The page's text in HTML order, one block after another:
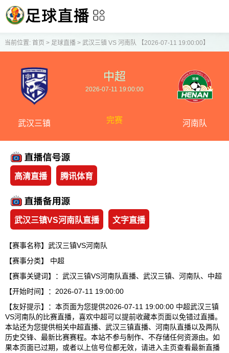
当前位置: 首页 > 足球直播> 武汉三镇 VS 河南队 【2026-07-11 19:00:00】
武汉三镇
中超
2026-07-11 19:00:00
完赛 河南队
高清直播 腾讯体育
武汉三镇VS河南队直播 文字直播
【赛事名称】武汉三镇VS河南队
【赛事分类】 中超
【赛事关键词】：武汉三镇VS河南队直播、武汉三镇、河南队、中超
【开始时间】：2026-07-11 19:00:00
【友好提示】：本页面为您提供2026-07-11 19:00:00 中超武汉三镇
VS河南队的比赛直播，喜欢中超可以提前收藏本页面以免错过直播。
本站还为您提供相关中超直播、武汉三镇直播、河南队直播以及两队
历史交锋、最新比赛赛程。本站不参与制作、不存储任何资源由。如
果本页面已过期，或者以上信号位都无效，请进入主页查看最新直播